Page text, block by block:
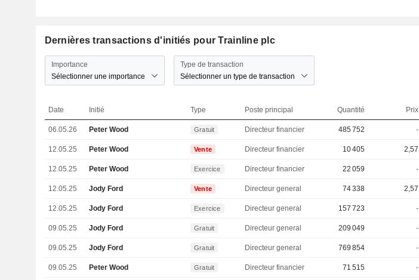
Dernières transactions d'initiés pour Trainline plc
Importance
Sélectionner une importance
Type de transaction
Sélectionner un type de transaction
Date Initié Type Poste principal Quantité Prix
06.05.26 Peter Wood Gratuit Directeur financier 485 752 -
12.05.25 Peter Wood Vente Directeur financier 10 405 2,57
12.05.25 Peter Wood Exercice Directeur financier 22 059 -
12.05.25 Jody Ford Vente Directeur general 74 338 2,57
12.05.25 Jody Ford Exercice Directeur general 157 723 -
09.05.25 Jody Ford Gratuit Directeur general 209 049 -
09.05.25 Jody Ford Gratuit Directeur general 769 854 -
09.05.25 Peter Wood Gratuit Directeur financier 71 515 -